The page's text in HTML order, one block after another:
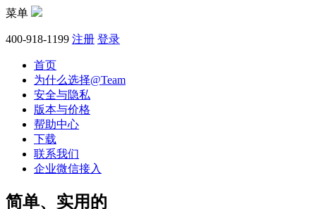
菜单
400-918-1199 注册 登录
首页
为什么选择@Team
安全与隐私
版本与价格
帮助中心
下载
联系我们
企业微信接入
简单、实用的